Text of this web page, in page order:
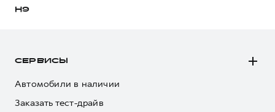
H9
СЕРВИСЫ
Автомобили в наличии
Заказать тест-драйв